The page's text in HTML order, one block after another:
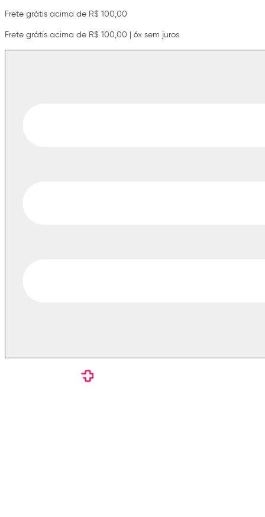
Frete grátis acima de R$ 100,00
Frete grátis acima de R$ 100,00 | 6x sem juros